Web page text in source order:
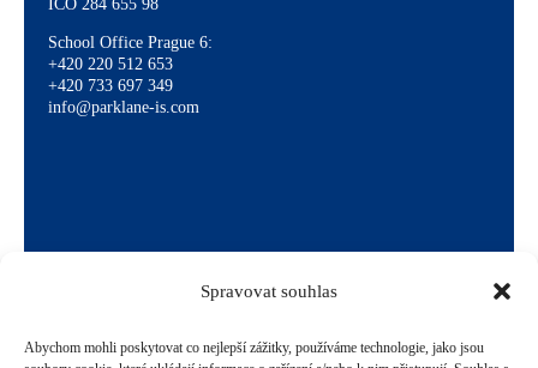
Spravovat souhlas
Abychom mohli poskytovat co nejlepší zážitky, používáme technologie, jako jsou
IČO 284 655 98
School Office Prague 6:
+420 220 512 653
+420 733 697 349
info@parklane-is.com